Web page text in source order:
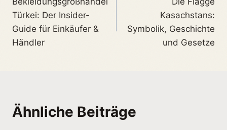
Türkei: Der Insider-
Guide für Einkäufer &
Händler
Kasachstans:
Symbolik, Geschichte
und Gesetze
Ähnliche Beiträge